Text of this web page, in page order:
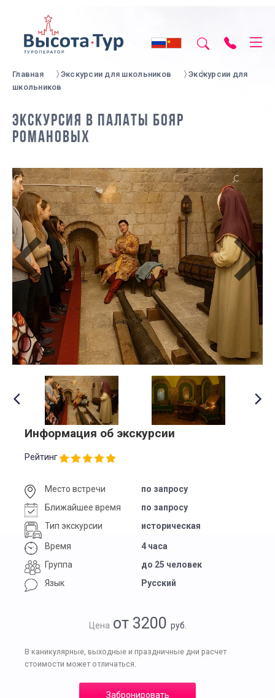
Главная Экскурсии для школьников
Экскурсии для
школьников
ЭКСКУРСИЯ В ПАЛАТЫ БОЯР
РОМАНОВЫХ
Информация об экскурсии
Рейтинг
Место встречи
по запросу
Ближайшее время
по запросу
Тип экскурсии
историческая
Время
4 часа
Группа
до 25 человек
Язык
Русский
Цена от 3200 руб.
В каникулярные, выходные и праздничные дни расчет
стоимости может отличаться.
Забронировать